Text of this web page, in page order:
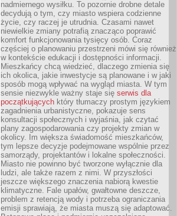
nadmiernego wysiłku. To pozornie drobne detale
decydują o tym, czy miasto wspiera codzienne
życie, czy raczej je utrudnia. Czasami nawet
niewielkie zmiany potrafią znacząco poprawić
komfort funkcjonowania tysięcy osób. Coraz
częściej o planowaniu przestrzeni mówi się również
w kontekście edukacji i dostępności informacji.
Mieszkańcy chcą wiedzieć, dlaczego zmienia się
ich okolica, jakie inwestycje są planowane i w jaki
sposób mogą wpływać na wygląd miasta. W tym
sensie niezwykle ważny staje się serwis dla
początkujących który tłumaczy prostym językiem
zagadnienia urbanistyczne, pokazuje sens
konsultacji społecznych i wyjaśnia, jak czytać
plany zagospodarowania czy projekty zmian w
okolicy. Im większa świadomość mieszkańców,
tym lepsze decyzje podejmowane wspólnie przez
samorządy, projektantów i lokalne społeczności.
Miasto nie powinno być tworzone wyłącznie dla
ludzi, ale także razem z nimi. W przyszłości
jeszcze większego znaczenia nabiorą kwestie
klimatyczne. Fale upałów, gwałtowne deszcze,
problem z retencją wody i potrzeba ograniczania
emisji sprawiają, że miasta muszą się adaptować.